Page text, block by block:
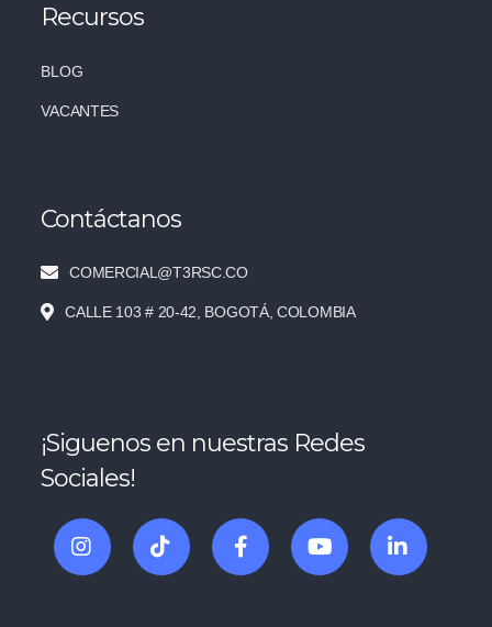
Recursos
BLOG
VACANTES
Contáctanos
COMERCIAL@T3RSC.CO
CALLE 103 # 20-42, BOGOTÁ, COLOMBIA
¡Siguenos en nuestras Redes
Sociales!